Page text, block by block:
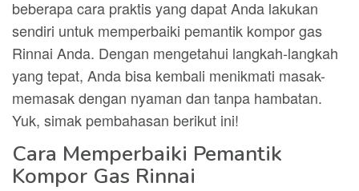
beberapa cara praktis yang dapat Anda lakukan
sendiri untuk memperbaiki pemantik kompor gas
Rinnai Anda. Dengan mengetahui langkah-langkah
yang tepat, Anda bisa kembali menikmati masak-
memasak dengan nyaman dan tanpa hambatan.
Yuk, simak pembahasan berikut ini!
Cara Memperbaiki Pemantik
Kompor Gas Rinnai